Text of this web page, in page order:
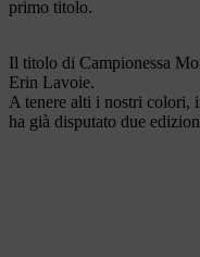
primo titolo.
Il titolo di Campionessa
Erin Lavoie.
A tenere alti i nostri colori,
ha già disputato due